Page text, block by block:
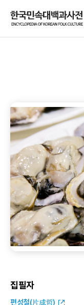
집필자
편성철(片成哲)